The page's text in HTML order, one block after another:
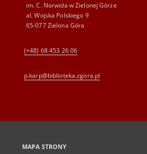
im. C. Norwida w Zielonej Górze
al. Wojska Polskiego 9
65-077 Zielona Góra
(+48) 68 453 26 06
p.karp@biblioteka.zgora.pl
MAPA STRONY